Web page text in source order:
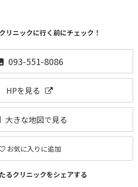
リニックに行く前にチェック！
093-551-8086
HPを見る
大きな地図で見る
お気に入りに追加
るクリニックをシェアする